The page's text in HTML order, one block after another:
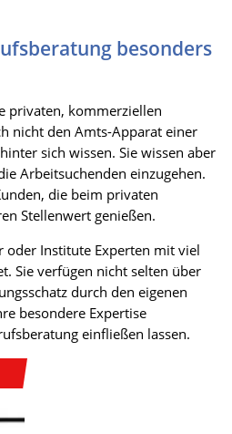
besonders
privaten, kommerziellen
nicht den Amts-Apparat einer
sich wissen. Sie wissen aber
Arbeitsuchenden einzugehen.
die beim privaten
Stellenwert genießen.
oder Institute Experten mit viel
Sie verfügen nicht selten über
durch den eigenen
besondere Expertise
einfließen lassen.